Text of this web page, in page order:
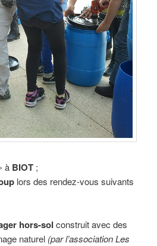
à BIOT ;
lors des rendez-vous suivants
hors-sol construit avec des
naturel (par l’association Les